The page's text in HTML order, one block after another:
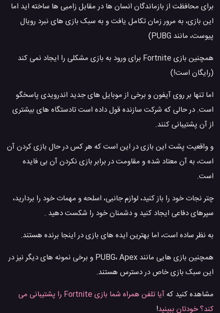
برای محافظت از بازماندگان انسان ها در مقابل زامبی ها ساخته اید اما
این بازی، به مرور زمان تکامل یافت و به سبک بازی های نبرد رویال
پیوست، مانند PUBG)
همچنین بازی Fortnite برای ورود به بازی مشکلی را ایجاد نمی کند
(رایگان است!)
اما تنها بر روی آیفون و برخی از موبایل های جدید اندرویدی پاسخگو
است. در حالی که شرکت سازنده قول داده است تادستگاه های بیشتری
از آن پشتیبانی کنند.
و واقعیت پشت این بازی در این است که هر کس در حال بازی کردن آن
است، به آن معتاد شده و مقاومت در برابر بازی نکردن آن بی فایده
است.
چتر نجات خود را باز کنید، لوازم جانبی، اسلحه و مهمات خود را بردارید،
سپرهای دفاعی ایجاد کنید و دشمنان خود را شکست دهید .
به نظر ساده است، اما بهترین ایده های بازی در اینجا برنده هستند.
همچنین بازی هایی مانند PUBG، Apex و برخی نمونه های دیگر نیز در
این سبک بازی خاص در دسترس هستند.
مشاهده کنید که
آیا تلفن همراه شما بازی Fortnite را پشتیبانی می
کند؟ خودتان ببینید!